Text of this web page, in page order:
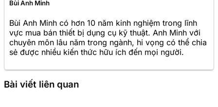
Bùi Anh Minh
Bùi Anh Minh có hơn 10 năm kinh nghiệm trong lĩnh
vực mua bán thiết bị dụng cụ kỹ thuật. Anh Minh với
chuyên môn lâu năm trong ngành, hi vọng có thể chia
sẻ được nhiều kiến thức hữu ích đến mọi người.
Bài viết liên quan